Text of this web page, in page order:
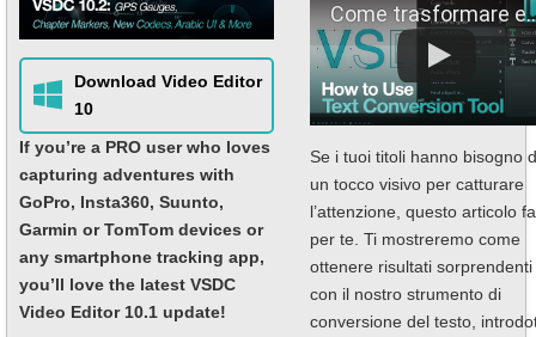
Download Video Editor
10
If you’re a PRO user who loves
capturing adventures with
GoPro, Insta360, Suunto,
Garmin or TomTom devices or
any smartphone tracking app,
you’ll love the latest VSDC
Video Editor 10.1 update!
Come trasformare e animare il testo con VSDC
Se i tuoi titoli hanno bisogno
un tocco visivo per catturare
l’attenzione, questo articolo fa
per te. Ti mostreremo come
ottenere risultati sorprendenti
con il nostro strumento di
conversione del testo,